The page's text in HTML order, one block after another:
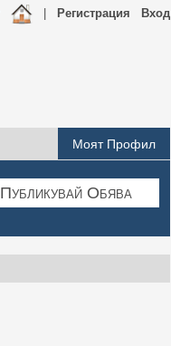
Вход
Регистрация
Моят Профил
Публикувай Обява